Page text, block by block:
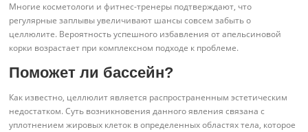
Многие косметологи и фитнес-тренеры подтверждают, что
регулярные заплывы увеличивают шансы совсем забыть о
целлюлите. Вероятность успешного избавления от апельсиновой
корки возрастает при комплексном подходе к проблеме.
Поможет ли бассейн?
Как известно, целлюлит является распространенным эстетическим
недостатком. Суть возникновения данного явления связана с
уплотнением жировых клеток в определенных областях тела, которое